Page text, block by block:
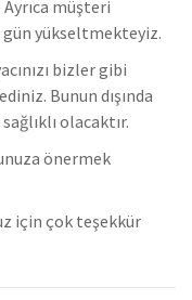
müşteri
yükseltmekteyiz.
bizler gibi
Bunun dışında
olacaktır.
önermek
için çok teşekkür